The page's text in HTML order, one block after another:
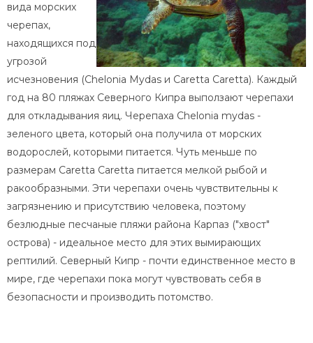
вида морских
черепах,
находящихся под
угрозой
исчезновения (Chelonia Mydas и Caretta Caretta). Каждый
год на 80 пляжах Северного Кипра выползают черепахи
для откладывания яиц. Черепаха Chelonia mydas -
зеленого цвета, который она получила от морских
водорослей, которыми питается. Чуть меньше по
размерам Caretta Caretta питается мелкой рыбой и
ракообразными. Эти черепахи очень чувствительны к
загрязнению и присутствию человека, поэтому
безлюдные песчаные пляжи района Карпаз ("хвост"
острова) - идеальное место для этих вымирающих
рептилий. Северный Кипр - почти единственное место в
мире, где черепахи пока могут чувствовать себя в
безопасности и производить потомство.